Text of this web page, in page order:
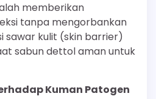
memberikan
tanpa mengorbankan
sawar kulit (skin barrier)
sabun dettol aman untuk
Kuman Patogen